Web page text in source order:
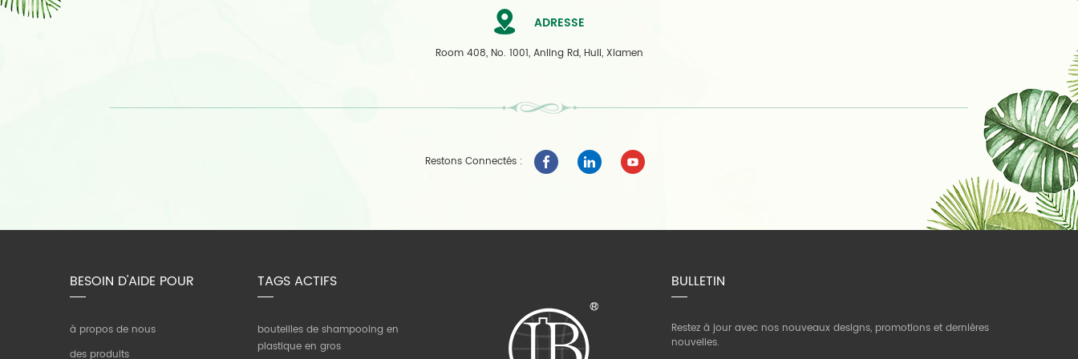
ADRESSE
Room 408, No. 1001, Anling Rd, Huli, Xiamen
Restons Connectés :
BESOIN D'AIDE POUR
à propos de nous
des produits
TAGS ACTIFS
bouteilles de shampooing en
plastique en gros
BULLETIN
Restez à jour avec nos nouveaux designs, promotions et dernières
nouvelles.